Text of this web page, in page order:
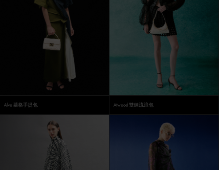
Alva 菱格手提包 Atwood 雙鍊流浪包